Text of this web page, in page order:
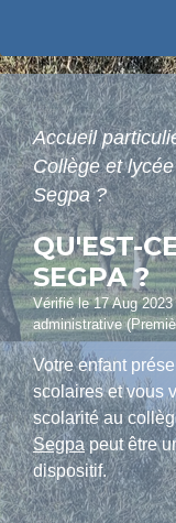
Accueil
Collège et
Segpa ?
QU'EST-
SEGPA ?
Vérifié le 17 Aug
administrative
Votre enfant
scolaires et vous
scolarité au
Segpapeut être
dispositif.